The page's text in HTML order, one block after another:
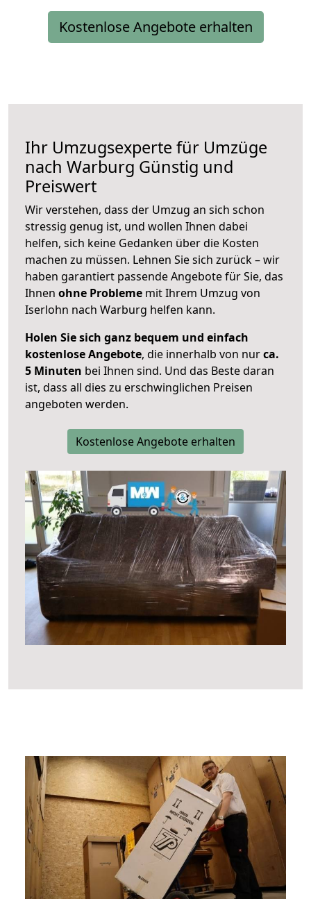
Kostenlose Angebote erhalten
Ihr Umzugsexperte für Umzüge
nach Warburg Günstig und
Preiswert
Wir verstehen, dass der Umzug an sich schon
stressig genug ist, und wollen Ihnen dabei
helfen, sich keine Gedanken über die Kosten
machen zu müssen. Lehnen Sie sich zurück – wir
haben garantiert passende Angebote für Sie, das
Ihnen ohne Probleme mit Ihrem Umzug von
Iserlohn nach Warburg helfen kann.
Holen Sie sich ganz bequem und einfach
kostenlose Angebote, die innerhalb von nurca.
5 Minuten bei Ihnen sind. Und das Beste daran
ist, dass all dies zu erschwinglichen Preisen
angeboten werden.
Kostenlose Angebote erhalten